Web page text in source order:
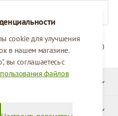
cookie для улучшения
в нашем магазине.
соглашаетесь с
файлов
09:00 - 17:00